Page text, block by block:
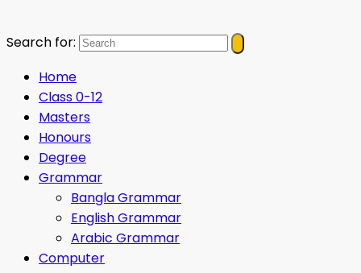
Search for:
Home
Class 0-12
Masters
Honours
Degree
Grammar
Bangla Grammar
English Grammar
Arabic Grammar
Computer